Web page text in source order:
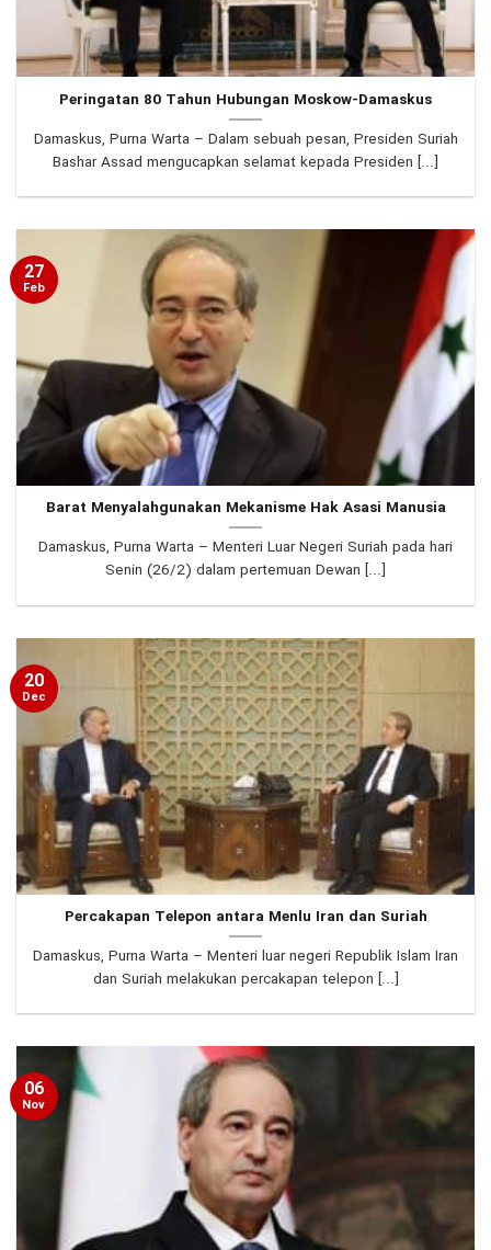
Peringatan 80 Tahun Hubungan Moskow-Damaskus
Damaskus, Purna Warta – Dalam sebuah pesan, Presiden Suriah
Bashar Assad mengucapkan selamat kepada Presiden [...]
Barat Menyalahgunakan Mekanisme Hak Asasi Manusia
Damaskus, Purna Warta – Menteri Luar Negeri Suriah pada hari
Senin (26/2) dalam pertemuan Dewan [...]
27
Feb
Percakapan Telepon antara Menlu Iran dan Suriah
Damaskus, Purna Warta – Menteri luar negeri Republik Islam Iran
dan Suriah melakukan percakapan telepon [...]
20
Dec
06
Nov